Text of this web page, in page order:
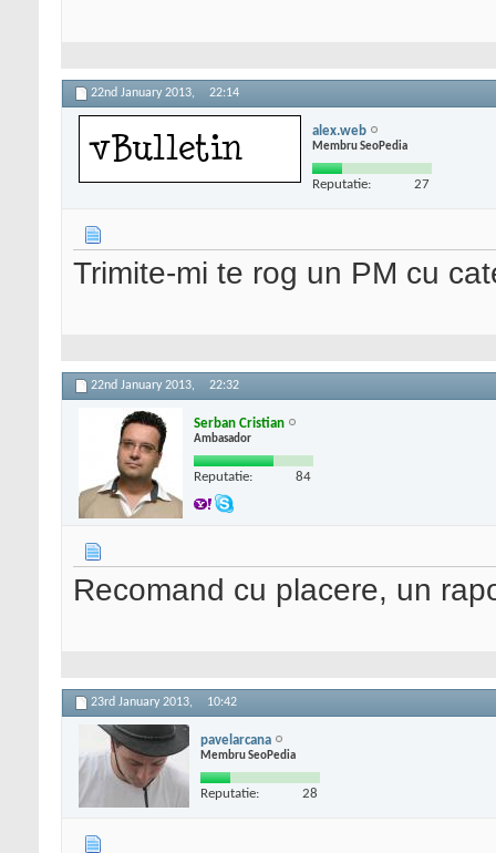
22nd January 2013, 22:14
alex.web
Membru SeoPedia
Reputatie: 27
Trimite-mi te rog un PM cu
22nd January 2013, 22:32
Serban Cristian
Ambasador
Reputatie: 84
Recomand cu placere, un
23rd January 2013, 10:42
pavelarcana
Membru SeoPedia
Reputatie: 28